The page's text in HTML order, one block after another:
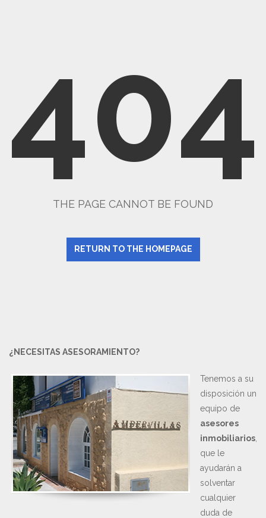
404
THE PAGE CANNOT BE FOUND
RETURN TO THE HOMEPAGE
¿NECESITAS ASESORAMIENTO?
Tenemos a su
disposición un
equipo de
asesores
inmobiliarios,
que le
ayudarán a
solventar
cualquier
duda de